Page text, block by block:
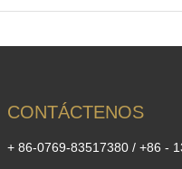
temperatura,
CONTÁCTENOS
+ 86-0769-83517380 / +86 -